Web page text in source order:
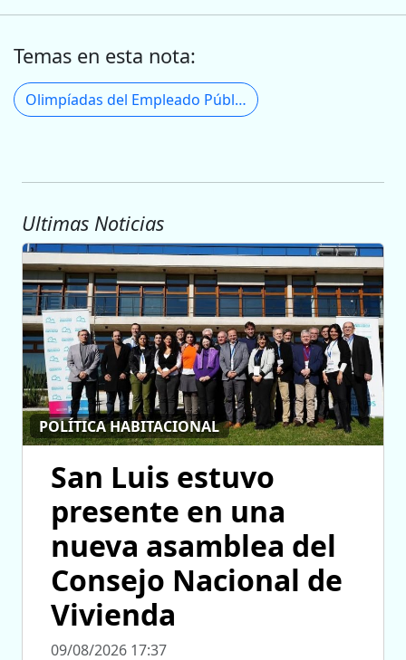
Temas en esta nota:
Olimpíadas del Empleado Público
Ultimas Noticias
POLÍTICA HABITACIONAL
San Luis estuvo
presente en una
nueva asamblea del
Consejo Nacional de
Vivienda
09/08/2026 17:37